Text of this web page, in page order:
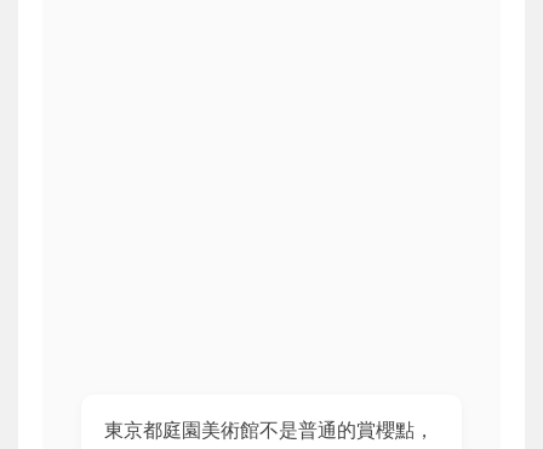
東京都庭園美術館不是普通的賞櫻點，